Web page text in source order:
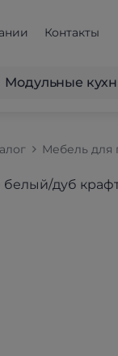
Контакты
Модульные
Мебель для